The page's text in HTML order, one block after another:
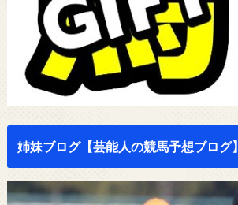
姉妹ブログ【芸能人の競馬予想ブログ】